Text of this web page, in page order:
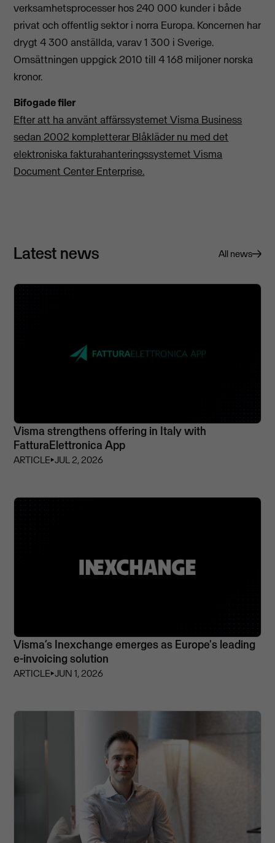
verksamhetsprocesser hos 240 000 kunder i både
privat och offentlig sektor i norra Europa. Koncernen har
drygt 4 300 anställda, varav 1 300 i Sverige.
Omsättningen uppgick 2010 till 4 168 miljoner norska
kronor.
Bifogade filer
Efter att ha använt affärssystemet Visma Business
sedan 2002 kompletterar Blåkläder nu med det
elektroniska fakturahanteringssystemet Visma
Document Center Enterprise.
Latest news All news
Visma strengthens offering in Italy with
FatturaElettronica App
ARTICLE⏵JUL 2, 2026
Visma’s Inexchange emerges as Europe's leading
e-invoicing solution
ARTICLE⏵JUN 1, 2026